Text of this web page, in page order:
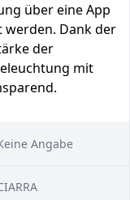
über eine App
werden. Dank der
der
mit
Angabe